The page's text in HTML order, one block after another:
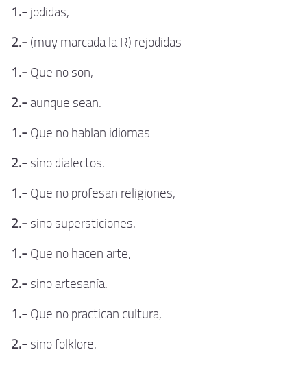
1.- jodidas,
2.- (muy marcada la R) rejodidas
1.- Que no son,
2.- aunque sean.
1.- Que no hablan idiomas
2.- sino dialectos.
1.- Que no profesan religiones,
2.- sino supersticiones.
1.- Que no hacen arte,
2.- sino artesanía.
1.- Que no practican cultura,
2.- sino folklore.